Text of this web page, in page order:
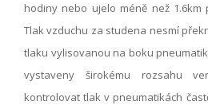
hodiny nebo ujelo méně než 1.6km
Tlak vzduchu za studena nesmí
tlaku vylisovanou na boku
vystaveny širokému rozsahu
kontrolovat tlak v pneumatikách